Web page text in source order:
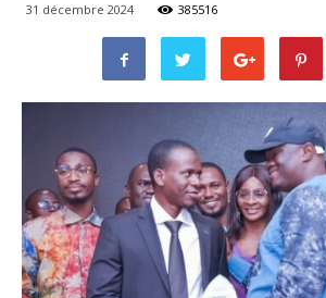
31 décembre 2024 385516